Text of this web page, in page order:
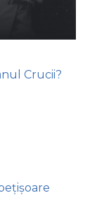
Crucii?